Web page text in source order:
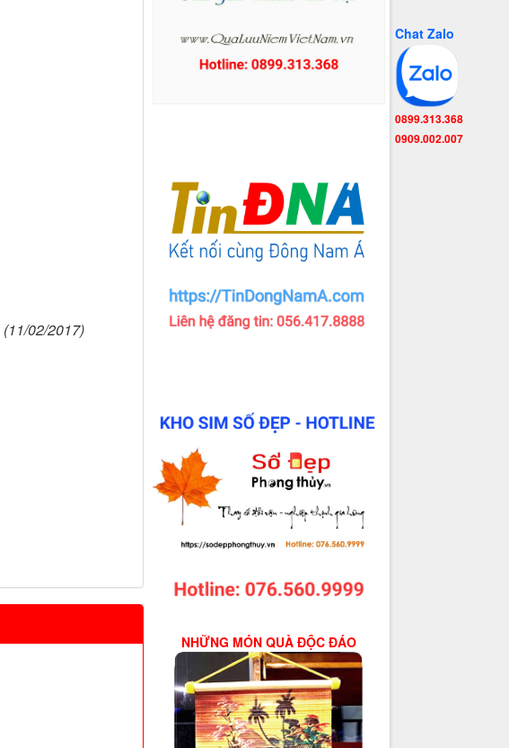
(11/02/2017)
NHỮNG MÓN QUÀ ĐỘC ĐÁO
Chat Zalo
0899.313.368
0909.002.007